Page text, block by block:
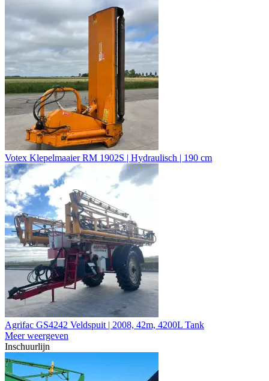
Votex Klepelmaaier RM 1902S | Hydraulisch | 190 cm
Agrifac GS4242 Veldspuit | 2008, 42m, 4200L Tank
Meer weergeven
Inschuurlijn